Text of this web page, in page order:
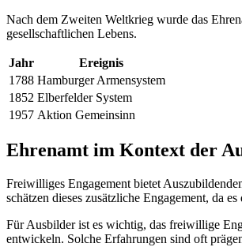
Nach dem Zweiten Weltkrieg wurde das
gesellschaftlichen Lebens.
Jahr
Ereignis
1788 Hamburger Armensystem
1852 Elberfelder System
1957 Aktion Gemeinsinn
Ehrenamt im Kontext der
Freiwilliges Engagement bietet
schätzen dieses zusätzliche Engagement, da es
Für Ausbilder ist es wichtig, das freiwillige
entwickeln. Solche Erfahrungen sind oft